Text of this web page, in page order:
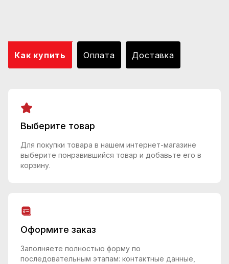
Как купить Оплата Доставка
Выберите товар
Для покупки товара в нашем интернет-магазине
выберите понравившийся товар и добавьте его в
корзину.
Оформите заказ
Заполняете полностью форму по
последовательным этапам: контактные данные,